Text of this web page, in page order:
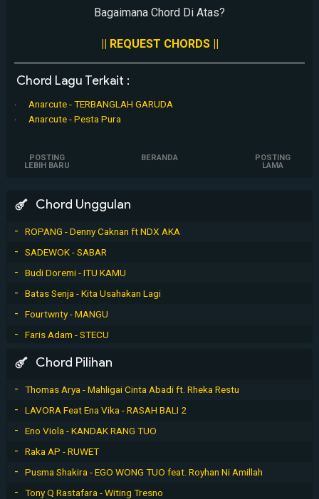
Bagaimana Chord Di Atas?
|| REQUEST CHORDS ||
Chord Lagu Terkait :
Anarcute - TERBANGLAH GARUDA
Anarcute - Pesta Pura
POSTING
LEBIH BARU
POSTING
LAMA
BERANDA
Chord Unggulan
ROPANG - Denny Caknan ft NDX AKA
SADEWOK - SABAR
Budi Doremi - ITU KAMU
Batas Senja - Kita Usahakan Lagi
Fourtwnty - MANGU
Faris Adam - STECU
Chord Pilihan
Thomas Arya - Mahligai Cinta Abadi ft. Rheka Restu
LAVORA Feat Ena Vika - RASAH BALI 2
Eno Viola - KANDAK RANG TUO
Raka AP - RUWET
Pusma Shakira - EGO WONG TUO feat. Royhan Ni Amillah
Tony Q Rastafara - Witing Tresno